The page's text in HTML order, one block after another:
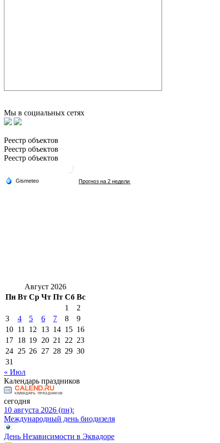
Мы в социальных сетях
Реестр объектов
Реестр объектов
Реестр объектов
Август 2026
Пн Вт Ср Чт Пт Сб Вс
1
2
3
4 5 6 7 8
9
10 11 12 13 14 15 16
17 18 19 20 21 22 23
24 25 26 27 28 29 30
31
« Июл
Календарь праздников
сегодня
10 августа 2026 (пн):
Международный день биодизеля
День Независимости в Эквадоре